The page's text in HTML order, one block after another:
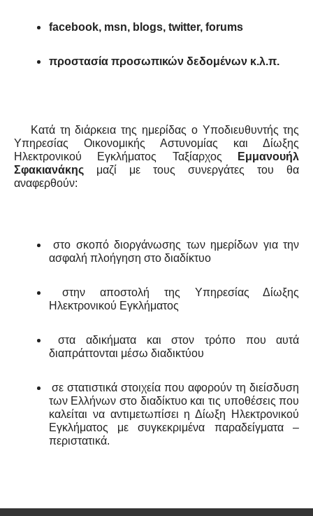
facebook, msn, blogs, twitter, forums
προστασία προσωπικών δεδομένων κ.λ.π.
Κατά τη διάρκεια της ημερίδας ο Υποδιευθυντής της
Υπηρεσίας Οικονομικής Αστυνομίας και Δίωξης
Ηλεκτρονικού Εγκλήματος Ταξίαρχος
Εμμανουήλ
Σφακιανάκης μαζί με τους συνεργάτες του θα
αναφερθούν:
στο σκοπό διοργάνωσης των ημερίδων για την
ασφαλή πλοήγηση στο διαδίκτυο
στην αποστολή της Υπηρεσίας Δίωξης
Ηλεκτρονικού Εγκλήματος
στα αδικήματα και στον τρόπο που αυτά
διαπράττονται μέσω διαδικτύου
σε στατιστικά στοιχεία που αφορούν τη διείσδυση
των Ελλήνων στο διαδίκτυο και τις υποθέσεις που
καλείται να αντιμετωπίσει η Δίωξη Ηλεκτρονικού
Εγκλήματος με συγκεκριμένα παραδείγματα –
περιστατικά.